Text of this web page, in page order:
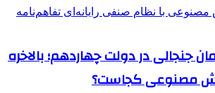
جنجالی در دولت چهاردهم؛ بالاخره
مصنوعی کجاست؟